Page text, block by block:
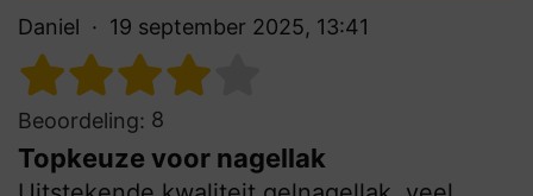
Daniel 19 september 2025, 13:41
Beoordeling: 8
Topkeuze voor nagellak